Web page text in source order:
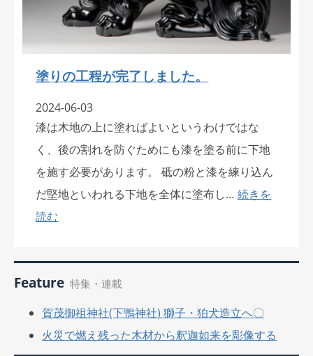
Feature 特集・連載
賀茂御祖神社(下鴨神社) 獅子・狛犬造立へ〇
火災で燃え残った木材から釈迦如来を彫像する
塗りの工程が完了しました。
2024-06-03
漆は木地の上に塗ればよいというわけではな
く、後の割れを防ぐためにも漆を塗る前に下地
を施す必要があります。 砥の粉と漆を練り込ん
だ堅地といわれる下地を全体に塗布し…続きを
読む